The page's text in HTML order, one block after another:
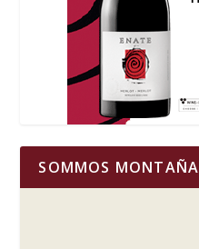
SOMMOS MONTAÑA